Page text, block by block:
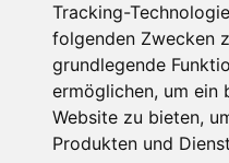
Tracking-
folgenden Zwecken
grundlegende
ermöglichen, um ein
Website zu bieten,
Produkten und